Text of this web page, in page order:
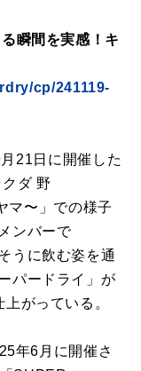
瞬間を実感！キ
cp/241119-
21日に開催した
ダ 野
マ〜」での様子
ンバーで
うに飲む姿を通
パードライ」が
がっている。
年6月に開催さ